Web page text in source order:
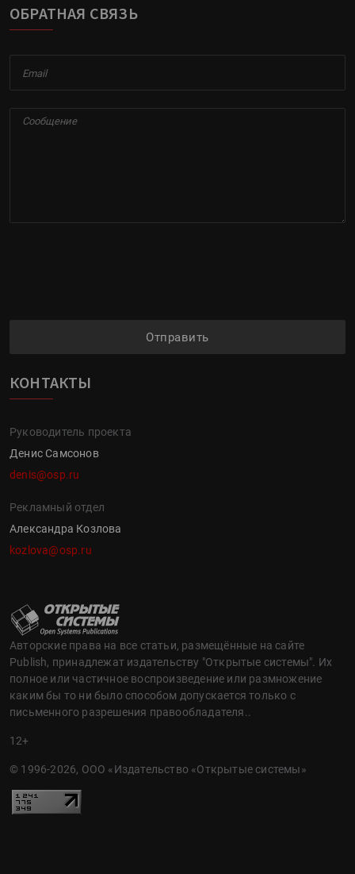
ОБРАТНАЯ СВЯЗЬ
Отправить
КОНТАКТЫ
Руководитель проекта
Денис Самсонов
denis@osp.ru
Рекламный отдел
Александра Козлова
kozlova@osp.ru
Авторские права на все статьи, размещённые на сайте
Publish, принадлежат издательству "Открытые системы". Их
полное или частичное воспроизведение или размножение
каким бы то ни было способом допускается только с
письменного разрешения правообладателя..
12+
© 1996-2026, ООО «Издательство «Открытые системы»